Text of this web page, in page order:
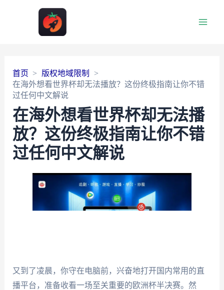
首页
版权地域限制
在海外想看世界杯却无法播放？这份终极指南让你不错
过任何中文解说
在海外想看世界杯却无法播
放？这份终极指南让你不错
过任何中文解说
又到了凌晨，你守在电脑前，兴奋地打开国内常用的直
播平台，准备收看一场至关重要的欧洲杯半决赛。然